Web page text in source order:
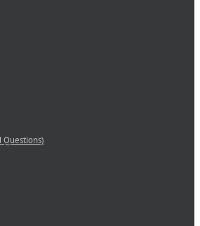
Questions)